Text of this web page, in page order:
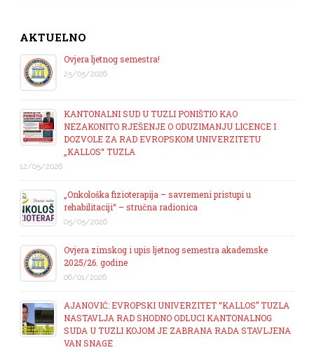
AKTUELNO
Ovjera ljetnog semestra!
25/05/2026
KANTONALNI SUD U TUZLI PONIŠTIO KAO
NEZAKONITO RJEŠENJE O ODUZIMANJU LICENCE I
DOZVOLE ZA RAD EVROPSKOM UNIVERZITETU
„KALLOS“ TUZLA
12/05/2026
„Onkološka fizioterapija – savremeni pristupi u
rehabilitaciji“ – stručna radionica
05/05/2026
Ovjera zimskog i upis ljetnog semestra akademske
2025/26. godine
06/01/2026
AJANOVIĆ: EVROPSKI UNIVERZITET “KALLOS” TUZLA
NASTAVLJA RAD SHODNO ODLUCI KANTONALNOG
SUDA U TUZLI KOJOM JE ZABRANA RADA STAVLJENA
VAN SNAGE